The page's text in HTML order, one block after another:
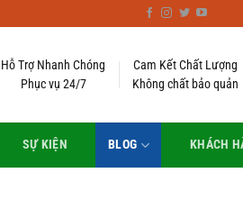
Hỗ Trợ Nhanh Chóng
Phục vụ 24/7
Cam Kết Chất Lượng
Không chất bảo quản
SỰ KIỆN BLOG KHÁCH